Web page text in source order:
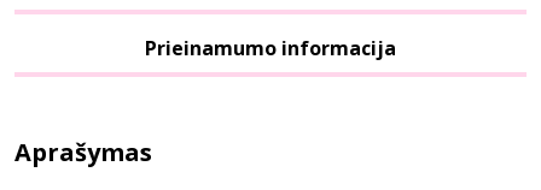
Prieinamumo informacija
Aprašymas